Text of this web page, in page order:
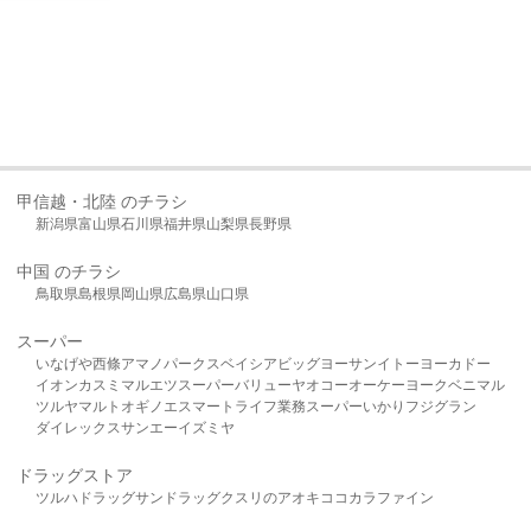
甲信越・北陸 のチラシ
新潟県富山県石川県福井県山梨県長野県
中国 のチラシ
鳥取県島根県岡山県広島県山口県
スーパー
いなげや西條アマノパークスベイシア ビッグヨーサンイトーヨーカドー
イオンカスミ マルエツスーパーバリューヤオコーオーケー ヨークベニマル
ツルヤマルト オギノ エスマート ライフ業務スーパーいかり フジグラン
ダイレックスサンエーイズミヤ
ドラッグストア
ツルハドラッグサンドラッグクスリのアオキ ココカラファイン